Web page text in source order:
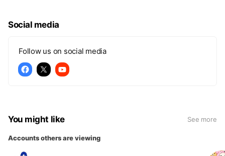
Social media
Follow us on social media
You might like See more
Accounts others are viewing